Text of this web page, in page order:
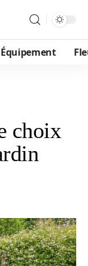
Équipement
choix